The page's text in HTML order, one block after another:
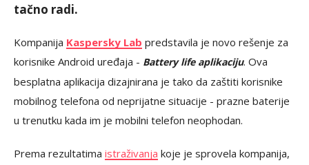
tačno radi.
Kompanija Kaspersky Lab predstavila je novo rešenje za
korisnike Android uređaja - Battery life aplikaciju. Ova
besplatna aplikacija dizajnirana je tako da zaštiti korisnike
mobilnog telefona od neprijatne situacije - prazne baterije
u trenutku kada im je mobilni telefon neophodan.
Prema rezultatima istraživanja koje je sprovela kompanija,